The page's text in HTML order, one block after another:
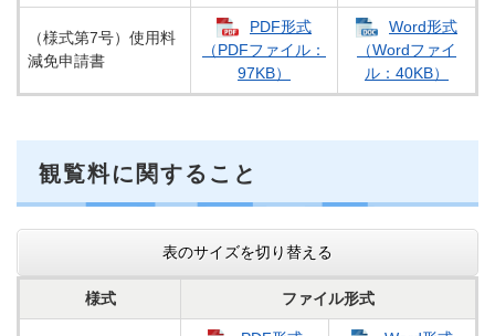
（様式第7号）使用料
減免申請書
PDF形式
（PDFファイル：
97KB）
Word形式
（Wordファイ
ル：40KB）
観覧料に関すること
表のサイズを切り替える
様式 ファイル形式